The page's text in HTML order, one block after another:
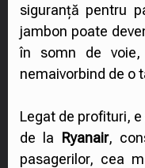
siguranță pentru
jambon poate
în somn de voie,
nemaivorbind de o
Legat de profituri,
de la Ryanair,
pasagerilor, cea